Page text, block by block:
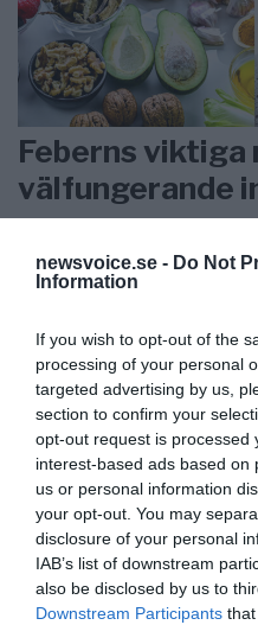
newsvoice.se - Do Not
Information
If you wish to opt-out of the
processing of your personal
targeted advertising by us,
section to confirm your
opt-out request is processed
interest-based ads based on
us or personal information
your opt-out. You may
disclosure of your personal
IAB’s list of downstream
also be disclosed by us to
Downstream Participants
Feberns
välfungerande
ANNONSER